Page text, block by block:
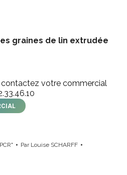
graines de lin extrudée
contactez votre commercial
Par Louise SCHARFF